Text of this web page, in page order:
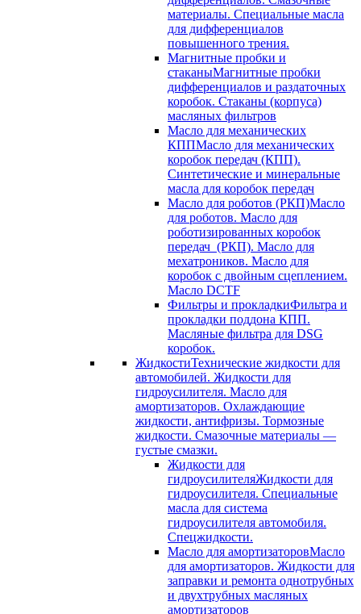
материалы. Специальные масла
для дифференциалов
повышенного трения.
Магнитные пробки и
стаканыМагнитные пробки
дифференциалов и раздаточных
коробок. Стаканы (корпуса)
масляных фильтров
Масло для механических
КППМасло для механических
коробок передач (КПП).
Синтетические и минеральные
масла для коробок передач
Масло для роботов (РКП)Масло
для роботов. Масло для
роботизированных коробок
передач (РКП). Масло для
мехатроников. Масло для
коробок с двойным сцеплением.
Масло DCTF
Фильтры и прокладкиФильтра и
прокладки поддона КПП.
Масляные фильтра для DSG
коробок.
ЖидкостиТехнические жидкости для
автомобилей. Жидкости для
гидроусилителя. Масло для
амортизаторов. Охлаждающие
жидкости, антифризы. Тормозные
жидкости. Смазочные материалы —
густые смазки.
Жидкости для
гидроусилителяЖидкости для
гидроусилителя. Специальные
масла для система
гидроусилителя автомобиля.
Спецжидкости.
Масло для амортизаторовМасло
для амортизаторов. Жидкости для
заправки и ремонта однотрубных
и двухтрубных масляных
амортизаторов